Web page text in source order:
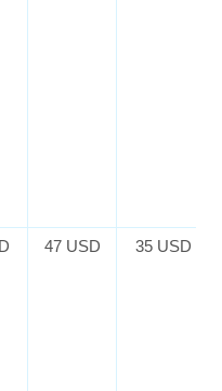
47 USD 35 USD